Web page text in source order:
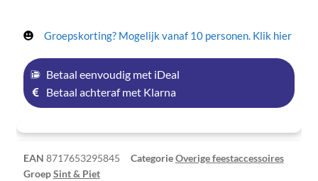
Groepskorting? Mogelijk vanaf 10 personen. Klik hier
Betaal eenvoudig met iDeal
Betaal achteraf met Klarna
EAN 8717653295845 CategorieOverige feestaccessoires
GroepSint & Piet